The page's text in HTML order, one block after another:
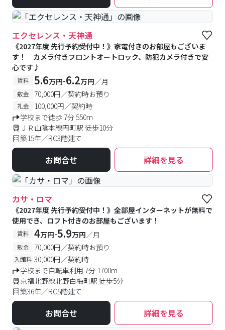
エクセレンス・天神通
《2027年度 先行予約受付中！》家電付きのお部屋もございま
す！ カメラ付きフロントオートロック、防犯カメラ付きで安
心です♪
賃料 5.6万円-6.2万円／月
敷金 70,000円／契約時お預り
礼金
100,000円／契約時
学校まで徒歩 7分 550m
ＪＲ山陰本線円町駅 徒歩10分
築15年／RC3階建て
お問合せ 詳細を見る
カサ・ロマ
《2027年度 先行予約受付中！》全部屋インターネットが無料で
使用でき、ロフト付きのお部屋もございます！
賃料 4万円-5.9万円／月
敷金 70,000円／契約時お預り
入館料 30,000円／契約時
学校まで自転車利用 7分 1700m
京福北野線北野白梅町駅 徒歩5分
築36年／RC5階建て
お問合せ 詳細を見る